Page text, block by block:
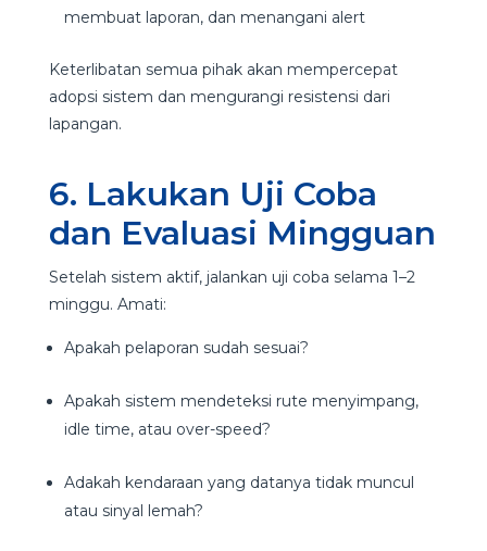
membuat laporan, dan menangani alert
Keterlibatan semua pihak akan mempercepat
adopsi sistem dan mengurangi resistensi dari
lapangan.
6. Lakukan Uji Coba
dan Evaluasi Mingguan
Setelah sistem aktif, jalankan uji coba selama 1–2
minggu. Amati:
Apakah pelaporan sudah sesuai?
Apakah sistem mendeteksi rute menyimpang,
idle time, atau over-speed?
Adakah kendaraan yang datanya tidak muncul
atau sinyal lemah?